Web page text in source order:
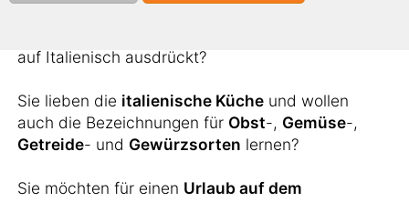
auf Italienisch ausdrückt?
Sie lieben die italienische Küche und wollen
auch die Bezeichnungen für Obst-, Gemüse-,
Getreide- und Gewürzsorten lernen?
Sie möchten für einen Urlaub auf dem